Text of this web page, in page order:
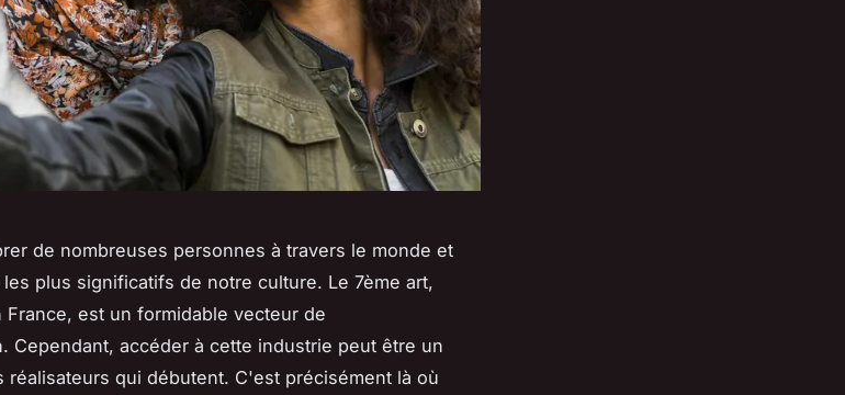
de nombreuses personnes à travers le monde et
plus significatifs de notre culture. Le 7ème art,
France, est un formidable vecteur de
Cependant, accéder à cette industrie peut être un
qui débutent. C'est précisément là où